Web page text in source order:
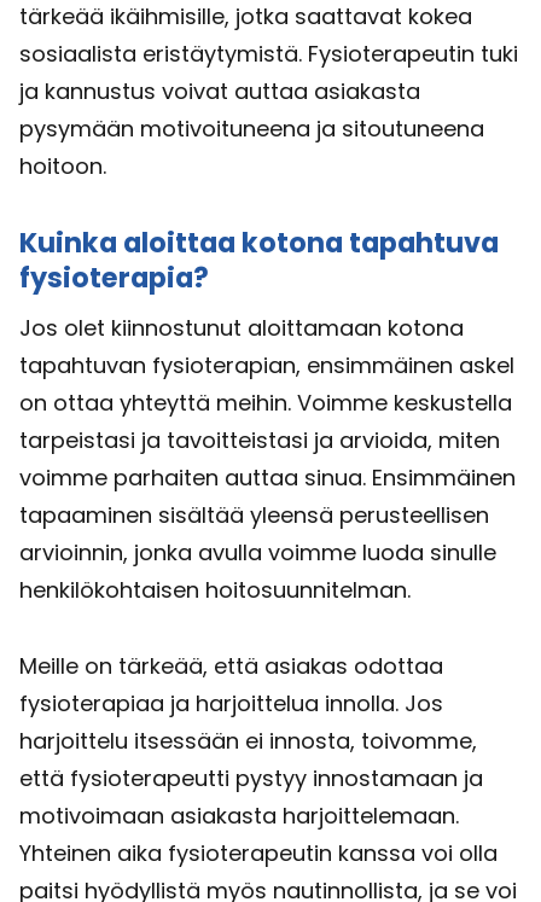
tärkeää ikäihmisille, jotka saattavat kokea
sosiaalista eristäytymistä. Fysioterapeutin tuki
ja kannustus voivat auttaa asiakasta
pysymään motivoituneena ja sitoutuneena
hoitoon.
Kuinka aloittaa kotona tapahtuva
fysioterapia?
Jos olet kiinnostunut aloittamaan kotona
tapahtuvan fysioterapian, ensimmäinen askel
on ottaa yhteyttä meihin. Voimme keskustella
tarpeistasi ja tavoitteistasi ja arvioida, miten
voimme parhaiten auttaa sinua. Ensimmäinen
tapaaminen sisältää yleensä perusteellisen
arvioinnin, jonka avulla voimme luoda sinulle
henkilökohtaisen hoitosuunnitelman.
Meille on tärkeää, että asiakas odottaa
fysioterapiaa ja harjoittelua innolla. Jos
harjoittelu itsessään ei innosta, toivomme,
että fysioterapeutti pystyy innostamaan ja
motivoimaan asiakasta harjoittelemaan.
Yhteinen aika fysioterapeutin kanssa voi olla
paitsi hyödyllistä myös nautinnollista, ja se voi